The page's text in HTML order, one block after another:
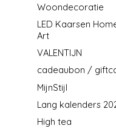
Woondecoratie
LED Kaarsen
Art
VALENTIJN
cadeaubon /
MijnStijl
Lang kalenders
High tea